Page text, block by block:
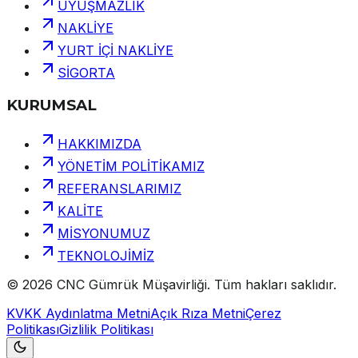
UYUŞMAZLIK
NAKLİYE
YURT İÇİ NAKLİYE
SİGORTA
KURUMSAL
HAKKIMIZDA
YÖNETİM POLİTİKAMIZ
REFERANSLARIMIZ
KALİTE
MİSYONUMUZ
TEKNOLOJİMİZ
© 2026 CNC Gümrük Müşavirliği. Tüm hakları saklıdır.
KVKK Aydınlatma MetniAçık Rıza MetniÇerez
PolitikasıGizlilik Politikası